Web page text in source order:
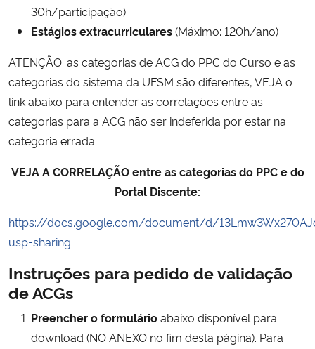
30h/participação)
Estágios extracurriculares(Máximo: 120h/ano)
ATENÇÃO: as categorias de ACG do PPC do Curso e as
categorias do sistema da UFSM são diferentes, VEJA o
link abaixo para entender as correlações entre as
categorias para a ACG não ser indeferida por estar na
categoria errada.
VEJA A CORRELAÇÃO entre as categorias do PPC e do
Portal Discente:
https://docs.google.com/document/d/
usp=sharing
Instruções para pedido de validação
de ACGs
Preencher o formulárioabaixo disponível para
download (NO ANEXO no fim desta página). Para